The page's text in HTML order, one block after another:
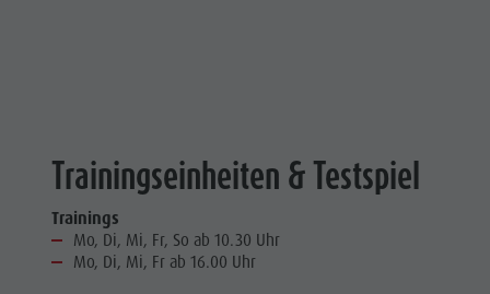
Trainingseinheiten & Testspiel
Trainings
Mo, Di, Mi, Fr, So ab 10.30 Uhr
Mo, Di, Mi, Fr ab 16.00 Uhr